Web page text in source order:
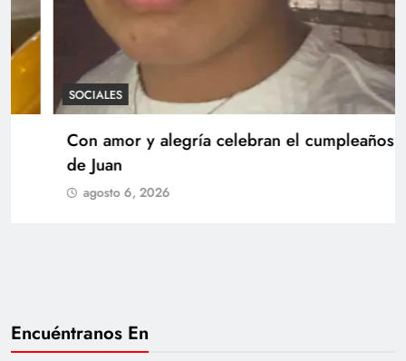
SOCIALES
Con amor y alegría celebran el cumpleaños
de Juan
agosto 6, 2026
Encuéntranos En